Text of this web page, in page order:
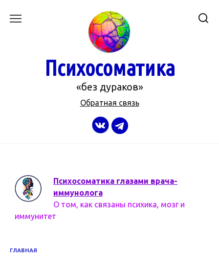
Психосоматика
«без дураков»
Обратная связь
Психосоматика глазами врача-
иммунолога
О том, как связаны психика, мозг и
иммунитет
ГЛАВНАЯ